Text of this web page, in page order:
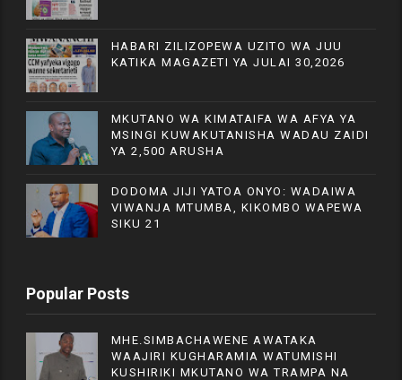
HABARI ZILIZOPEWA UZITO WA JUU
KATIKA MAGAZETI YA JULAI 30,2026
MKUTANO WA KIMATAIFA WA AFYA YA
MSINGI KUWAKUTANISHA WADAU ZAIDI
YA 2,500 ARUSHA
DODOMA JIJI YATOA ONYO: WADAIWA
VIWANJA MTUMBA, KIKOMBO WAPEWA
SIKU 21
Popular Posts
MHE.SIMBACHAWENE AWATAKA
WAAJIRI KUGHARAMIA WATUMISHI
KUSHIRIKI MKUTANO WA TRAMPA NA